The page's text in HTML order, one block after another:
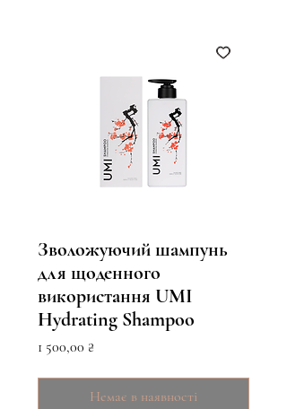
Зволожуючий шампунь
для щоденного
використання UMI
Hydrating Shampoo
1 500,00 ₴
Немає в наявності